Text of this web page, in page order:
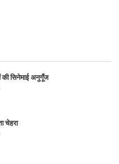
सिनेमाई अनुगूँज
चेहरा